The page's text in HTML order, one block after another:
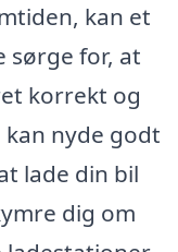
kan et
sørge for, at
korrekt og
nyde godt
lade din bil
dig om